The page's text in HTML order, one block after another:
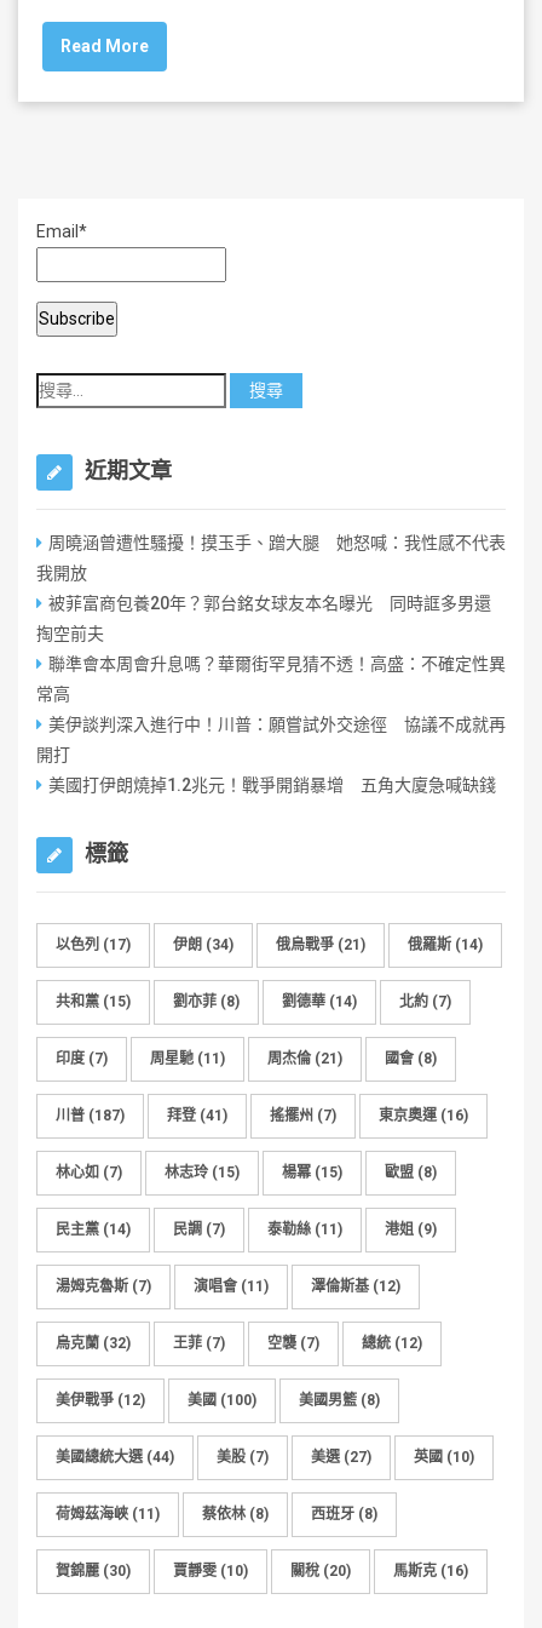
c
e
b
k
tt
er
Read More
Email*
近期文章
周曉涵曾遭性騷擾！摸玉手、蹭大腿 她怒喊：我性感不代表
我開放
被菲富商包養20年？郭台銘女球友本名曝光 同時誆多男還
掏空前夫
聯準會本周會升息嗎？華爾街罕見猜不透！高盛：不確定性異
常高
美伊談判深入進行中！川普：願嘗試外交途徑 協議不成就再
開打
美國打伊朗燒掉1.2兆元！戰爭開銷暴增 五角大廈急喊缺錢
標籤
以色列 (17) 伊朗 (34) 俄烏戰爭 (21) 俄羅斯 (14)
共和黨 (15) 劉亦菲 (8) 劉德華 (14) 北約 (7)
印度 (7) 周星馳 (11) 周杰倫 (21) 國會 (8)
川普 (187) 拜登 (41) 搖擺州 (7) 東京奧運(16)
林心如 (7) 林志玲 (15) 楊冪 (15) 歐盟 (8)
民主黨 (14) 民調 (7) 泰勒絲 (11) 港姐 (9)
湯姆克魯斯 (7) 演唱會 (11) 澤倫斯基 (12)
烏克蘭 (32) 王菲 (7) 空襲 (7) 總統 (12)
美伊戰爭 (12) 美國 (100) 美國男籃 (8)
美國總統大選(44) 美股 (7) 美選(27) 英國 (10)
荷姆茲海峽 (11) 蔡依林 (8) 西班牙 (8)
賀錦麗 (30) 賈靜雯 (10) 關稅 (20) 馬斯克 (16)